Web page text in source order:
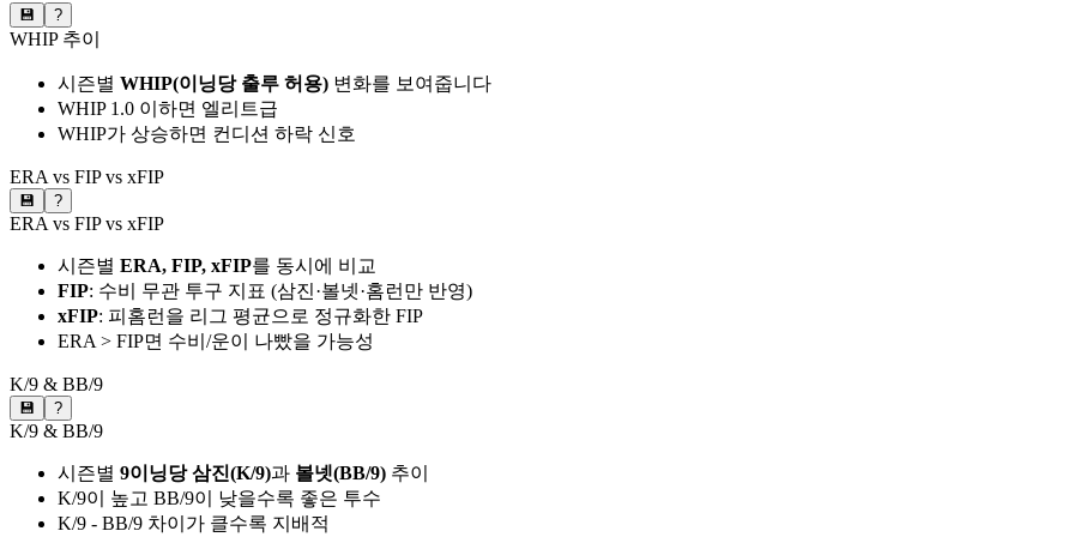
💾 ?
WHIP 추이
시즌별 WHIP(이닝당 출루 허용) 변화를 보여줍니다
WHIP 1.0 이하면 엘리트급
WHIP가 상승하면 컨디션 하락 신호
ERA vs FIP vs xFIP
💾 ?
ERA vs FIP vs xFIP
시즌별 ERA, FIP, xFIP를 동시에 비교
FIP: 수비 무관 투구 지표 (삼진·볼넷·홈런만 반영)
xFIP: 피홈런을 리그 평균으로 정규화한 FIP
ERA > FIP면 수비/운이 나빴을 가능성
K/9 & BB/9
💾 ?
K/9 & BB/9
시즌별 9이닝당 삼진(K/9)과 볼넷(BB/9) 추이
K/9이 높고 BB/9이 낮을수록 좋은 투수
K/9 - BB/9 차이가 클수록 지배적